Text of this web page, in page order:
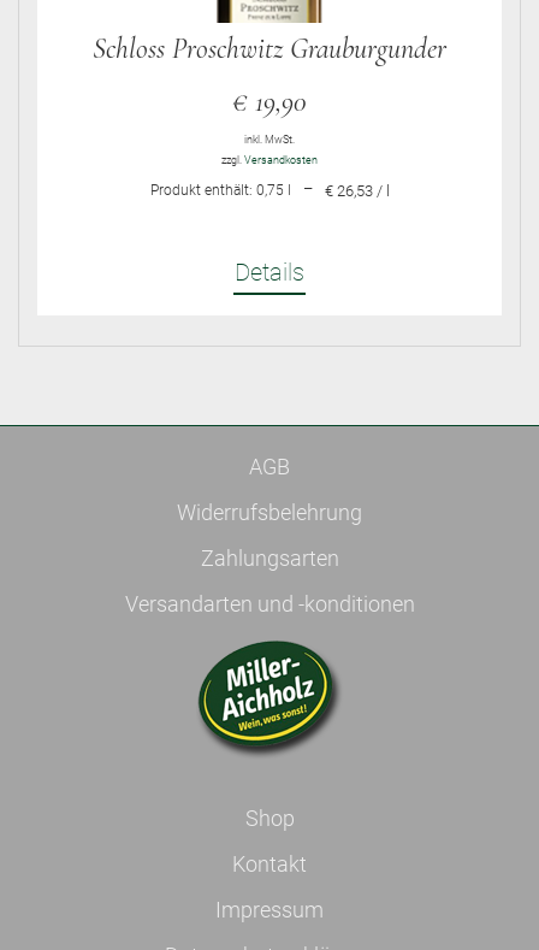
Schloss Proschwitz Grauburgunder
€ 19,90
inkl. MwSt.
zzgl. Versandkosten
Produkt enthält: 0,75 l – € 26,53 / l
Details
AGB
Widerrufsbelehrung
Zahlungsarten
Versandarten und -konditionen
Shop
Kontakt
Impressum